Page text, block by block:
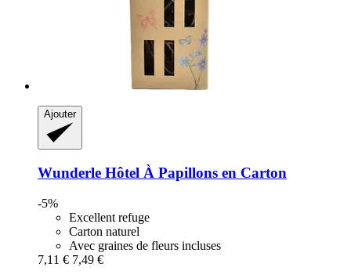
Ajouter
Wunderle Hôtel À Papillons en Carton
-5%
Excellent refuge
Carton naturel
Avec graines de fleurs incluses
7,11 € 7,49 €